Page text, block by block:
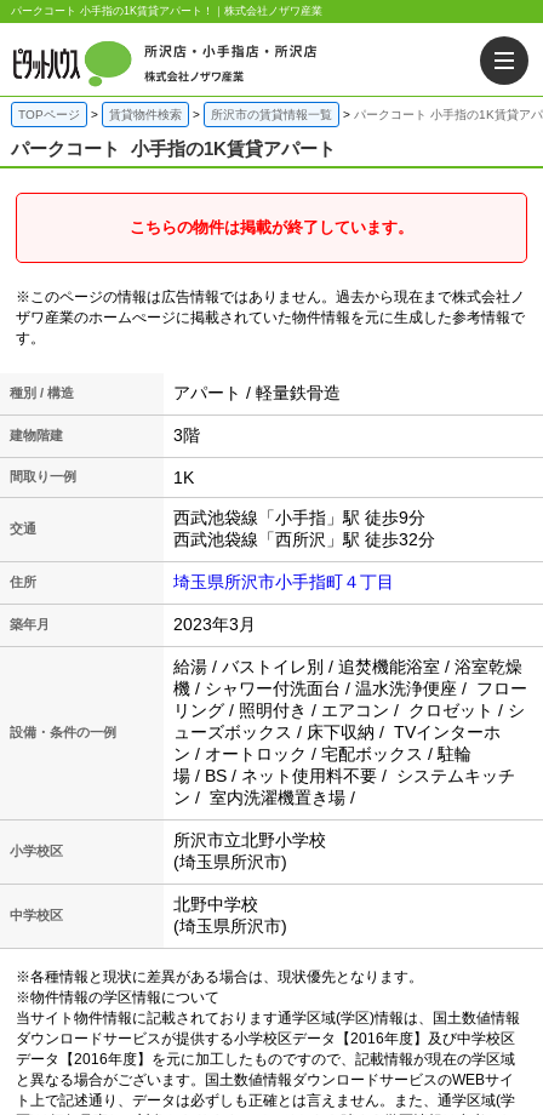
パークコート 小手指の1K賃貸アパート！｜株式会社ノザワ産業
TOPページ 賃貸物件検索 所沢市の賃貸情報一覧 パークコート 小手指の1K賃貸ア
パークコート 小手指の1K賃貸アパート
こちらの物件は掲載が終了しています。
※このページの情報は広告情報ではありません。過去から現在まで株式会社ノ
ザワ産業のホームぺージに掲載されていた物件情報を元に生成した参考情報で
す。
種別 / 構造 アパート / 軽量鉄骨造
建物階建 3階
間取り一例 1K
交通
西武池袋線「小手指」駅 徒歩9分
西武池袋線「西所沢」駅 徒歩32分
住所 埼玉県所沢市小手指町４丁目
築年月 2023年3月
設備・条件の一例
給湯 / バストイレ別 / 追焚機能浴室 / 浴室乾燥
機 / シャワー付洗面台 / 温水洗浄便座 / フロー
リング / 照明付き / エアコン / クロゼット / シ
ューズボックス / 床下収納 / TVインターホ
ン / オートロック / 宅配ボックス / 駐輪
場 / BS / ネット使用料不要 / システムキッチ
ン / 室内洗濯機置き場 /
小学校区
所沢市立北野小学校
(埼玉県所沢市)
中学校区
北野中学校
(埼玉県所沢市)
※各種情報と現状に差異がある場合は、現状優先となります。
※物件情報の学区情報について
当サイト物件情報に記載されております通学区域(学区)情報は、国土数値情報
ダウンロードサービスが提供する小学校区データ【2016年度】及び中学校区
データ【2016年度】を元に加工したものですので、記載情報が現在の学区域
と異なる場合がございます。国土数値情報ダウンロードサービスのWEBサイ
ト上で記述通り、データは必ずしも正確とは言えません。また、通学区域(学